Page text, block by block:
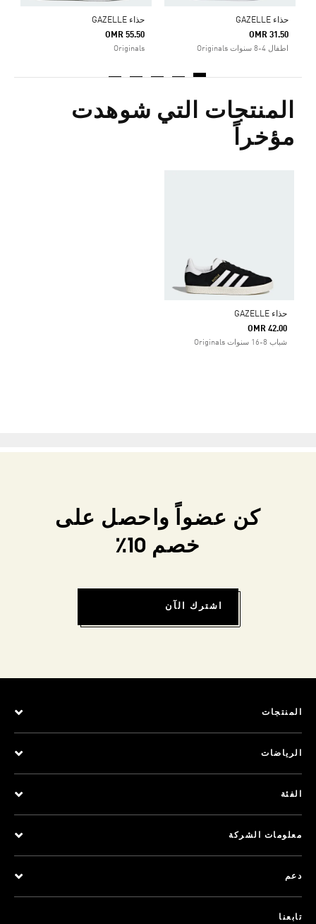
حذاء GAZELLE
OMR 31.50
اطفال 4-8 سنوات Originals
حذاء GAZELLE
OMR 55.50
Originals
المنتجات التي شوهدت
مؤخراً
حذاء GAZELLE
OMR 42.00
شباب 8-16 سنوات Originals
كن عضواً واحصل على
خصم 10٪
اشترك الآن
المنتجات
الرياضات
الفئة
معلومات الشركة
دعم
تابعنا